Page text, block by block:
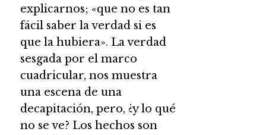
explicarnos; «que no es tan
fácil saber la verdad si es
que la hubiera». La verdad
sesgada por el marco
cuadricular, nos muestra
una escena de una
decapitación, pero, ¿y lo qué
no se ve? Los hechos son